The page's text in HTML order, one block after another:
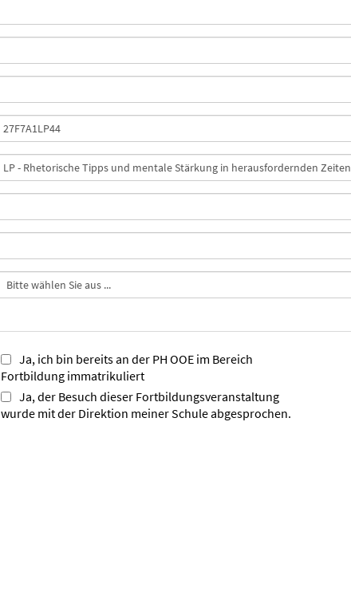
Ja, ich bin bereits an der PH OOE im Bereich
Fortbildung immatrikuliert
Ja, der Besuch dieser Fortbildungsveranstaltung
wurde mit der Direktion meiner Schule abgesprochen.